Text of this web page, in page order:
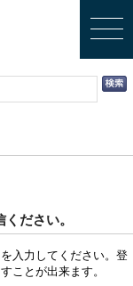
ださい。
入力してください。登
ことが出来ます。